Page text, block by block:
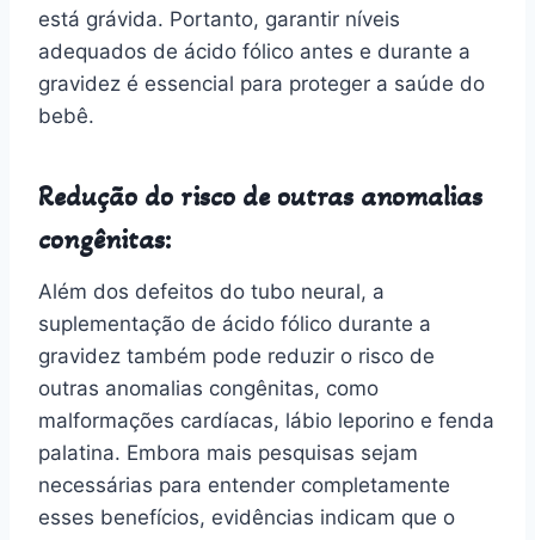
está grávida. Portanto, garantir níveis
adequados de ácido fólico antes e durante a
gravidez é essencial para proteger a saúde do
bebê.
Redução do risco de outras anomalias
congênitas:
Além dos defeitos do tubo neural, a
suplementação de ácido fólico durante a
gravidez também pode reduzir o risco de
outras anomalias congênitas, como
malformações cardíacas, lábio leporino e fenda
palatina. Embora mais pesquisas sejam
necessárias para entender completamente
esses benefícios, evidências indicam que o